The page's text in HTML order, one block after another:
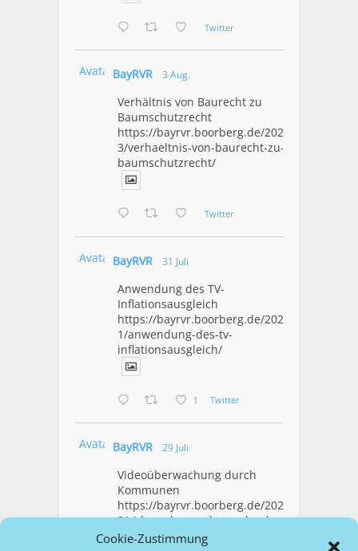
Cookie-Zustimmung
Twitter
Avatar BayRVR 3 Aug.
Verhältnis von Baurecht zu
Baumschutzrecht
https://bayrvr.boorberg.de/2026/08/0
3/verhaeltnis-von-baurecht-zu-
baumschutzrecht/
Twitter
Avatar BayRVR 31 Juli
Anwendung des TV-
Inflationsausgleich
https://bayrvr.boorberg.de/2026/07/3
1/anwendung-des-tv-
inflationsausgleich/
1 Twitter
Avatar BayRVR 29 Juli
Videoüberwachung durch
Kommunen
https://bayrvr.boorberg.de/2026/07/2
9/videoueberwachung-durch-
kommunen/